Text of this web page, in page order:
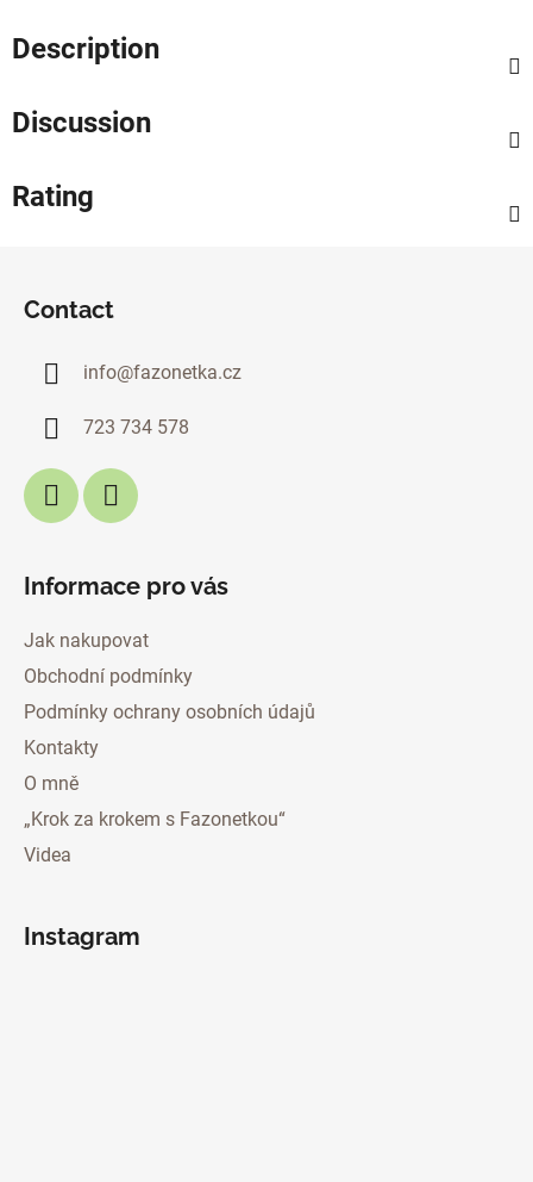
Description
Discussion
Rating
Contact
info@fazonetka.cz
723 734 578
Informace pro vás
Jak nakupovat
Obchodní podmínky
Podmínky ochrany osobních údajů
Kontakty
O mně
„Krok za krokem s Fazonetkou“
Videa
Instagram